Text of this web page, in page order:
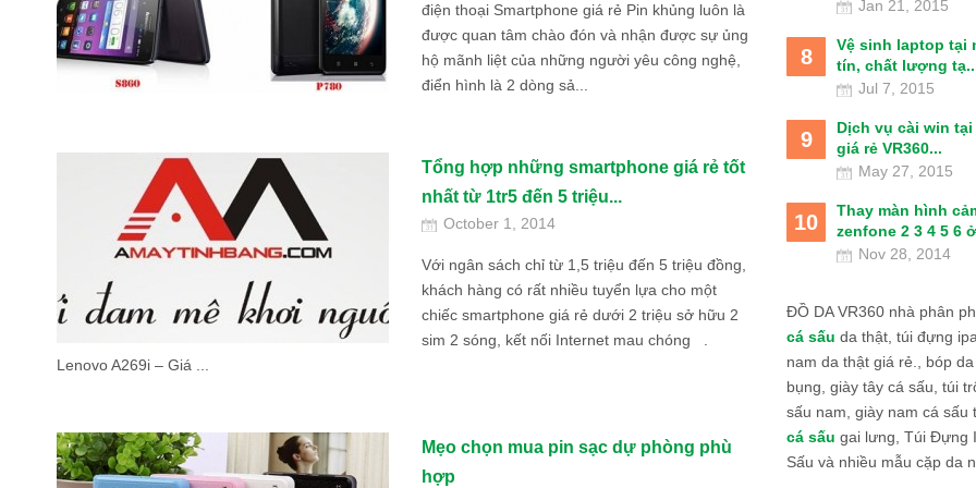
điện thoại Smartphone giá rẻ Pin khủng luôn là
được quan tâm chào đón và nhận được sự ủng
hộ mãnh liệt của những người yêu công nghệ,
điển hình là 2 dòng sả...
Tổng hợp những smartphone giá rẻ tốt
nhất từ 1tr5 đến 5 triệu...
October 1, 2014
Với ngân sách chỉ từ 1,5 triệu đến 5 triệu đồng,
khách hàng có rất nhiều tuyển lựa cho một
chiếc smartphone giá rẻ dưới 2 triệu sở hữu 2
sim 2 sóng, kết nối Internet mau chóng .
Lenovo A269i – Giá ...
Mẹo chọn mua pin sạc dự phòng phù
hợp
Jan 21, 2015
8
Vệ sinh laptop tại
tín, chất lượng
Jul 7, 2015
9
Dịch vụ cài win
giá rẻ VR360...
May 27, 2015
10
Thay màn hình
zenfone 2 3 4 5 6
Nov 28, 2014
ĐỒ DA VR360 nhà phân
cá sấu da thật, túi đựng
nam da thật giá rẻ., bóp
bụng, giày tây cá sấu, túi
sấu nam, giày nam cá sấu
cá sấu gai lưng, Túi Đựng
Sấu và nhiều mẫu cặp da